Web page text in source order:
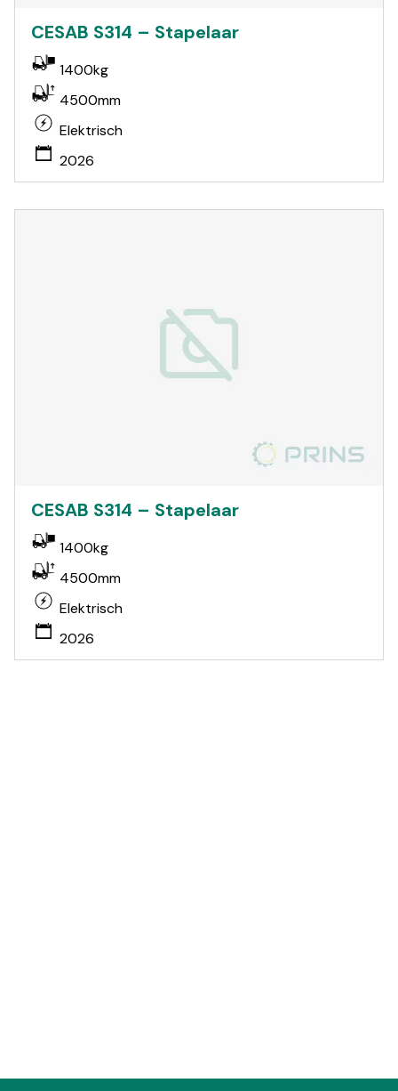
CESAB S314 – Stapelaar
1400kg
4500mm
Elektrisch
2026
CESAB S314 – Stapelaar
1400kg
4500mm
Elektrisch
2026